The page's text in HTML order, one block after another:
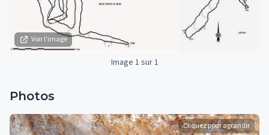
Voir l'image
Image 1 sur 1
Photos
Cliquez pour agrandir